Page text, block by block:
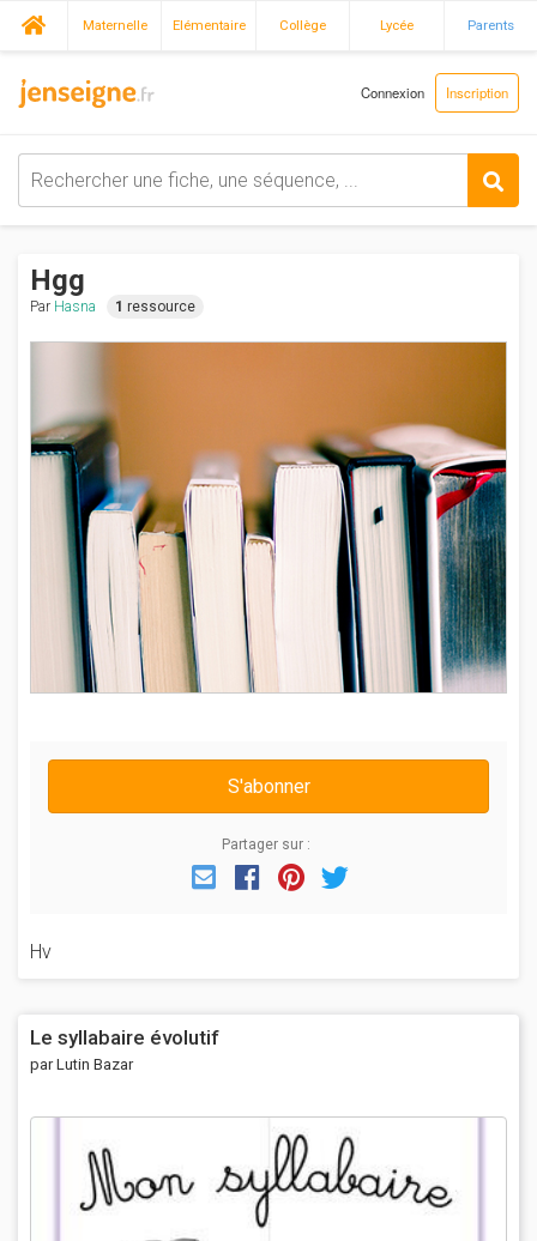
Maternelle Elémentaire Collège Lycée Parents
Connexion Inscription
Hgg
Par Hasna 1 ressource
S'abonner
Partager sur :
EmailFacebook
Pinterest
Hv
Le syllabaire évolutif
par Lutin Bazar